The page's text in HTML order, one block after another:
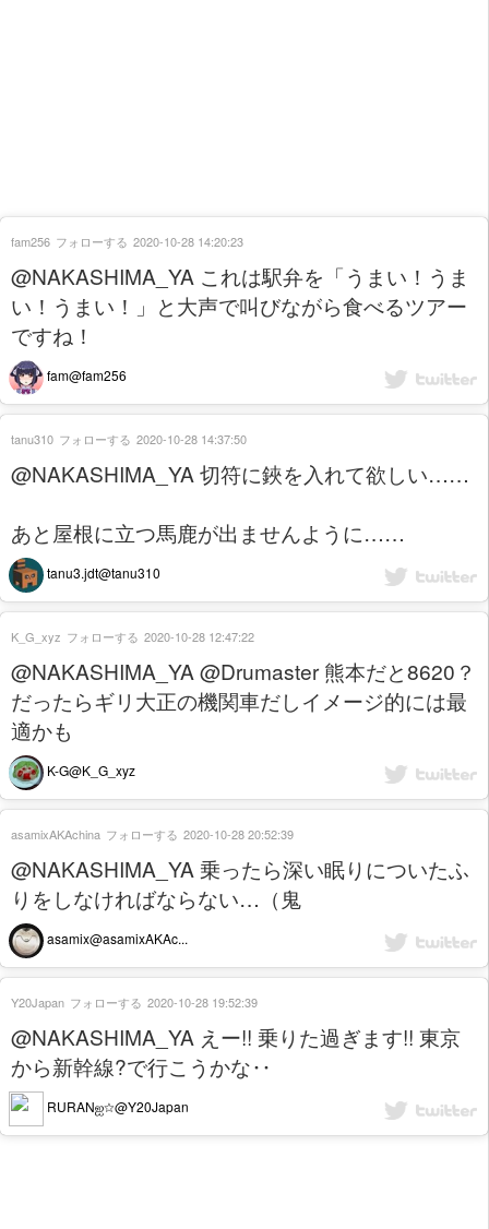
@NAKASHIMA_YA これは駅弁を「うまい！うま
い！うまい！」と大声で叫びながら食べるツアー
ですね！
fam@fam256
fam256 フォローする 2020-10-28 14:20:23
@NAKASHIMA_YA 切符に鋏を入れて欲しい……
あと屋根に立つ馬鹿が出ませんように……
tanu3.jdt@tanu310
tanu310 フォローする 2020-10-28 14:37:50
@NAKASHIMA_YA @Drumaster 熊本だと8620？
だったらギリ大正の機関車だしイメージ的には最
適かも
K-G@K_G_xyz
K_G_xyz フォローする 2020-10-28 12:47:22
@NAKASHIMA_YA 乗ったら深い眠りについたふ
りをしなければならない…（鬼
asamix@asamixAKAc...
asamixAKAchina フォローする 2020-10-28 20:52:39
@NAKASHIMA_YA えー!! 乗りた過ぎます!! 東京
から新幹線?で行こうかな‥
RURANஐ☆@Y20Japan
Y20Japan フォローする 2020-10-28 19:52:39